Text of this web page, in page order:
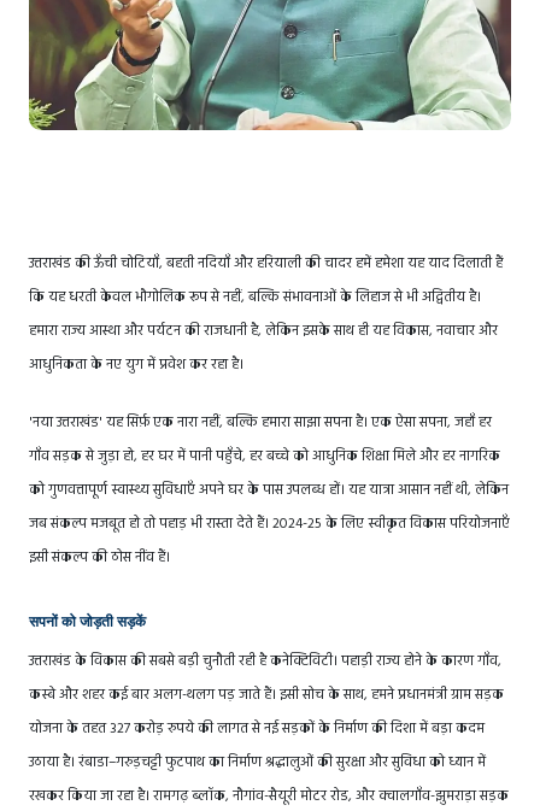
उत्तराखंड की ऊँची चोटियाँ, बहती नदियाँ और हरियाली की चादर हमें हमेशा यह याद दिलाती हैं
कि यह धरती केवल भौगोलिक रूप से नहीं, बल्कि संभावनाओं के लिहाज से भी अद्वितीय है।
हमारा राज्य आस्था और पर्यटन की राजधानी है, लेकिन इसके साथ ही यह विकास, नवाचार और
आधुनिकता के नए युग में प्रवेश कर रहा है।
'नया उत्तराखंड' यह सिर्फ़ एक नारा नहीं, बल्कि हमारा साझा सपना है। एक ऐसा सपना, जहाँ हर
गाँव सड़क से जुड़ा हो, हर घर में पानी पहुँचे, हर बच्चे को आधुनिक शिक्षा मिले और हर नागरिक
को गुणवत्तापूर्ण स्वास्थ्य सुविधाएँ अपने घर के पास उपलब्ध हों। यह यात्रा आसान नहीं थी, लेकिन
जब संकल्प मजबूत हो तो पहाड़ भी रास्ता देते हैं। 2024-25 के लिए स्वीकृत विकास परियोजनाएँ
इसी संकल्प की ठोस नींव हैं।
सपनों को जोड़ती सड़कें
उत्तराखंड के विकास की सबसे बड़ी चुनौती रही है कनेक्टिविटी। पहाड़ी राज्य होने के कारण गाँव,
कस्बे और शहर कई बार अलग-थलग पड़ जाते हैं। इसी सोच के साथ, हमने प्रधानमंत्री ग्राम सड़क
योजना के तहत 327 करोड़ रुपये की लागत से नई सड़कों के निर्माण की दिशा में बड़ा कदम
उठाया है। रंबाडा–गरुड़चट्टी फुटपाथ का निर्माण श्रद्धालुओं की सुरक्षा और सुविधा को ध्यान में
रखकर किया जा रहा है। रामगढ़ ब्लॉक, नौगांव-सैयूरी मोटर रोड, और क्वालगाँव-झुमराड़ा सड़क